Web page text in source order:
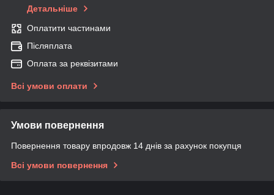
Детальніше
Оплатити частинами
Післяплата
Оплата за реквізитами
Всі умови оплати
Умови повернення
Повернення товару впродовж 14 днів за рахунок покупця
Всі умови повернення